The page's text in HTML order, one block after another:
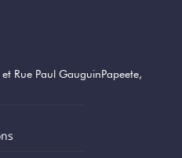
de la plage de
5 personnes
Rue Paul GauguinPapeete,